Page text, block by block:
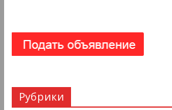
Рубрики